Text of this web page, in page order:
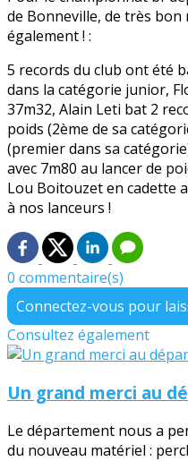
de Bonneville, de très
également ! :
5 records du club ont été
dans la catégorie junior,
37m32, Alain Leti bat 2
poids (2ème de sa
(premier dans sa
avec 7m80 au lancer de
Lou Boitouzet en cadette
à nos lanceurs !
0 commentaire(s)
Connectez-vous pour
Consultez également
Un grand merci au
Le département nous a
du nouveau matériel :